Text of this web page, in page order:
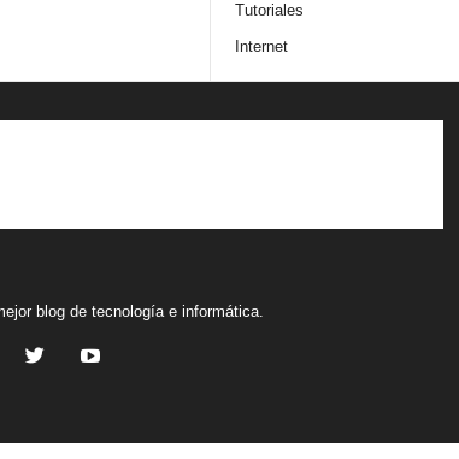
Tutoriales
Internet
blog de tecnología e informática.